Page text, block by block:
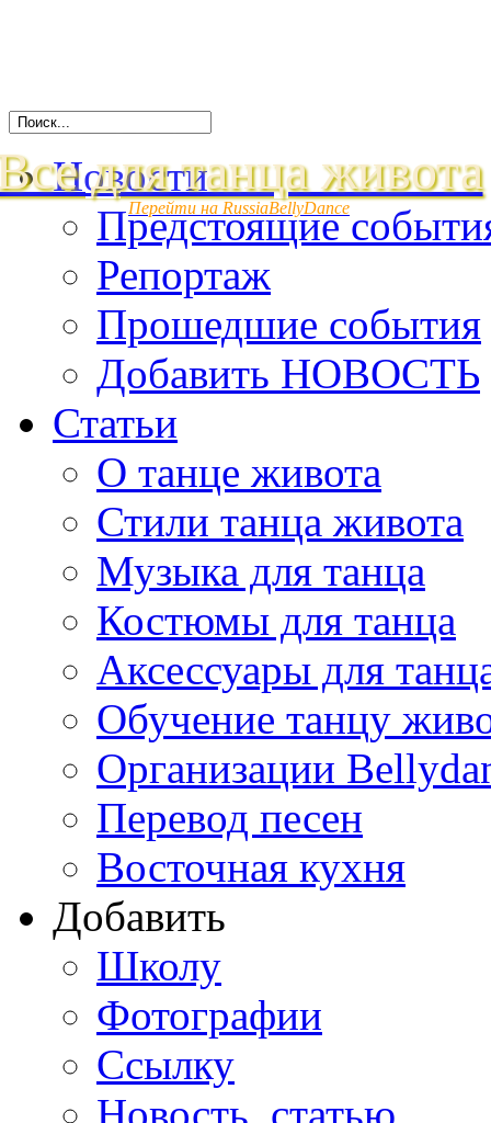
для танца живота
Перейти на RussiaBellyDance
Новости
Предстоящие
Репортаж
Прошедшие события
Добавить НОВОСТЬ
Статьи
О танце живота
Стили танца живота
Музыка для танца
Костюмы для танца
Аксессуары для
Обучение танцу
Организации
Перевод песен
Восточная кухня
Добавить
Школу
Фотографии
Ссылку